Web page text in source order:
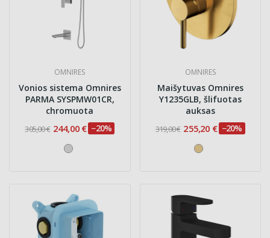
OMNIRES
Vonios sistema Omnires
PARMA SYSPMW01CR,
chromuota
305,00 € 244,00 € −20%
OMNIRES
Maišytuvas Omnires
Y1235GLB, šlifuotas
auksas
319,00 € 255,20 € −20%